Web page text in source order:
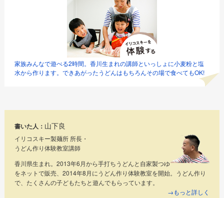
家族みんなで遊べる2時間。香川生まれの講師といっしょに小麦粉と塩
水から作ります。できあがったうどんはもちろんその場で食べてもOK!
書いた人： 山下良
イリコスキー製麺所 所長・
うどん作り体験教室講師
香川県生まれ。2013年6月から手打ちうどんと自家製つゆ
をネットで販売、2014年8月にうどん作り体験教室を開始。うどん作り
で、たくさんの子どもたちと遊んでもらっています。
→もっと詳しく